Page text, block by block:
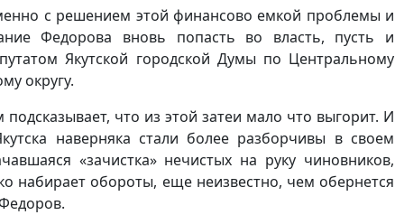
с решением этой финансово емкой проблемы и
Федорова вновь попасть во власть, пусть и
Якутской городской Думы по Центральному
округу.
что из этой затеи мало что выгорит. И
наверняка стали более разборчивы в своем
«зачистка» нечистых на руку чиновников,
набирает обороты, еще неизвестно, чем обернется